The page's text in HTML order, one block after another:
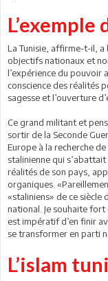
L’exemple
La Tunisie, affirme-t-il,
objectifs nationaux et
l’expérience du pouvoir
conscience des réalités
sagesse et l’ouverture
Ce grand militant et
sortir de la Seconde
Europe à la recherche
stalinienne qui s’abattait
réalités de son pays,
organiques.
«staliniens» de ce
national. Je souhaite fort
est impératif d’en finir
se transformer en parti
L’islam